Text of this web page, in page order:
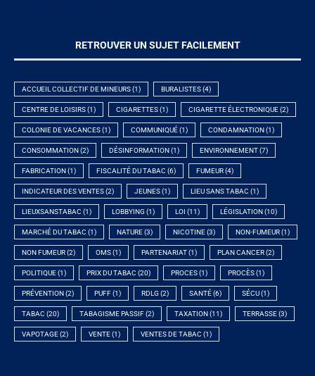
RETROUVER UN SUJET FACILEMENT
ACCUEIL COLLECTIF DE MINEURS(1) BURALISTES(4)
CENTRE DE LOISIRS(1) CIGARETTES(1) CIGARETTE ÉLECTRONIQUE(2)
COLONIE DE VACANCES(1) COMMUNIQUÉ(1) CONDAMNATION (1)
CONSOMMATION (2) DÉSINFORMATION (1) ENVIRONNEMENT(7)
FABRICATION (1) FISCALITÉ DU TABAC (6) FUMEUR(4)
INDICATEUR DES VENTES(2) JEUNES(1) LIEU SANS TABAC (1)
LIEUXSANSTABAC (1) LOBBYING (1) LOI (11) LÉGISLATION (10)
MARCHÉ DU TABAC (1) NATURE(3) NICOTINE(3) NON-FUMEUR(1)
NON FUMEUR(2) OMS(1) PARTENARIAT(1) PLAN CANCER(2)
POLITIQUE(1) PRIX DU TABAC (20) PROCES(1) PROCÈS(1)
PRÉVENTION (2) PUFF(1) RDLG (2) SANTÉ(6) SÉCU(1)
TABAC (20) TABAGISME PASSIF(2) TAXATION (11) TERRASSE(3)
VAPOTAGE(2) VENTE(1) VENTES DE TABAC (1)